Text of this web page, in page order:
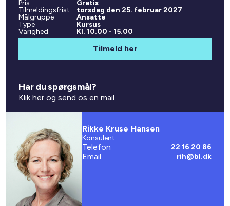
Pris
Gratis
Tilmeldingsfrist
torsdag den 25. februar 2027
Målgruppe
Ansatte
Type
Kursus
Varighed
Kl. 10.00 - 15.00
Tilmeld her
Har du spørgsmål?
Klik her og send os en mail
Rikke Kruse Hansen
Konsulent
Telefon 22 16 20 86
Email rih@bl.dk